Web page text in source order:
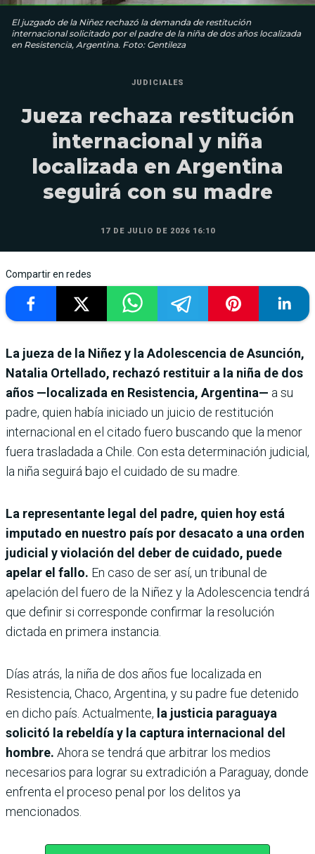
El juzgado de la Niñez rechazó la demanda de restitución
internacional solicitado por el padre de la niña de dos años localizada
en Resistencia, Argentina. Foto: Gentileza
JUDICIALES
Jueza rechaza restitución
internacional y niña
localizada en Argentina
seguirá con su madre
17 DE JULIO DE 2026 16:10
Compartir en redes
La jueza de la Niñez y la Adolescencia de Asunción,
Natalia Ortellado, rechazó restituir a la niña de dos
años —localizada en Resistencia, Argentina— a su
padre, quien había iniciado un juicio de restitución
internacional en el citado fuero buscando que la menor
fuera trasladada a Chile. Con esta determinación judicial,
la niña seguirá bajo el cuidado de su madre.
La representante legal del padre, quien hoy está
imputado en nuestro país por desacato a una orden
judicial y violación del deber de cuidado, puede
apelar el fallo. En caso de ser así, un tribunal de
apelación del fuero de la Niñez y la Adolescencia tendrá
que definir si corresponde confirmar la resolución
dictada en primera instancia.
Días atrás, la niña de dos años fue localizada en
Resistencia, Chaco, Argentina, y su padre fue detenido
en dicho país. Actualmente, la justicia paraguaya
solicitó la rebeldía y la captura internacional del
hombre. Ahora se tendrá que arbitrar los medios
necesarios para lograr su extradición a Paraguay, donde
enfrenta el proceso penal por los delitos ya
mencionados.